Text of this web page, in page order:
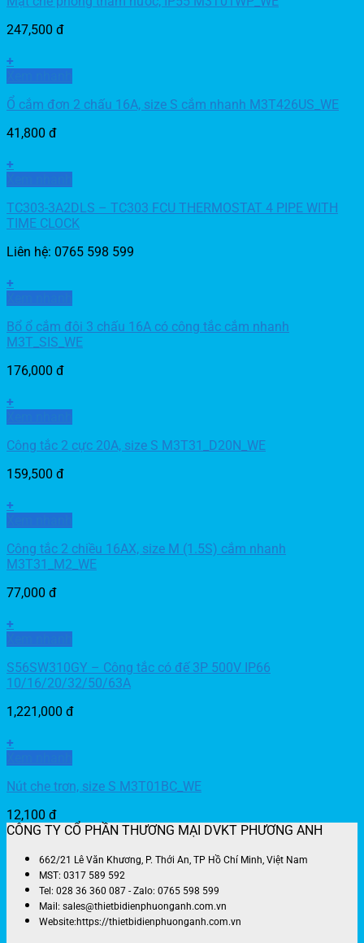
247,500 đ
+
Ổ cắm đơn 2 chấu 16A, size S cắm nhanh M3T426US_WE
41,800 đ
+
TC303-3A2DLS – TC303 FCU THERMOSTAT 4 PIPE WITH
TIME CLOCK
Liên hệ: 0765 598 599
+
Bổ ổ cắm đôi 3 chấu 16A có công tắc cắm nhanh
M3T_SIS_WE
176,000 đ
+
Công tắc 2 cực 20A, size S M3T31_D20N_WE
159,500 đ
+
Công tắc 2 chiều 16AX, size M (1.5S) cắm nhanh
M3T31_M2_WE
77,000 đ
+
S56SW310GY – Công tắc có đế 3P 500V IP66
10/16/20/32/50/63A
1,221,000 đ
+
Nút che trơn, size S M3T01BC_WE
12,100 đ
CÔNG TY CỔ PHẦN THƯƠNG MẠI DVKT PHƯƠNG ANH
662/21 Lê Văn Khương, P. Thới An, TP Hồ Chí Minh, Việt Nam
MST: 0317 589 592
Tel: 028 36 360 087 - Zalo: 0765 598 599
Mail: sales@thietbidienphuonganh.com.vn
Website:https://thietbidienphuonganh.com.vn